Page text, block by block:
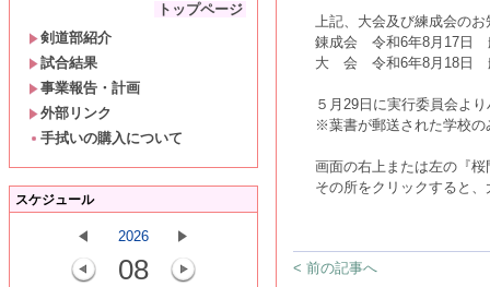
トップページ
剣道部紹介
試合結果
事業報告・計画
外部リンク
手拭いの購入について
スケジュール
2026
08
上記、大会及び練成会の
錬成会 令和6年8月17日
大 会 令和6年8月18 日
５月29日に実行委員会よ
※葉書が郵送された学校の
画面の右上または左の『
その所をクリックすると
< 前の記事へ